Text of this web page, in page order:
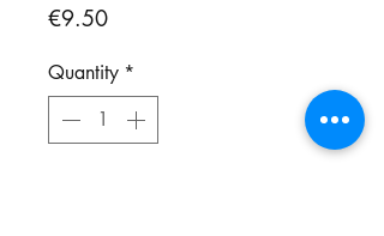
€9.50Price
Quantity *